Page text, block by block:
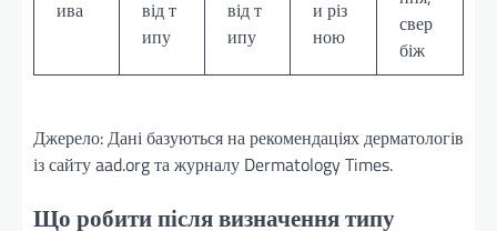
ива
від т
ипу
від т
ипу
и різ
ною
свер
біж
Джерело: Дані базуються на рекомендаціях дерматологів
із сайту aad.org та журналу Dermatology Times.
Що робити після визначення типу